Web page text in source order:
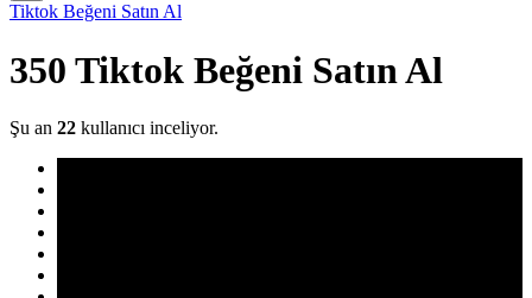
Tiktok Beğeni Satın Al
350 Tiktok Beğeni Satın Al
Şu an 22 kullanıcı inceliyor.